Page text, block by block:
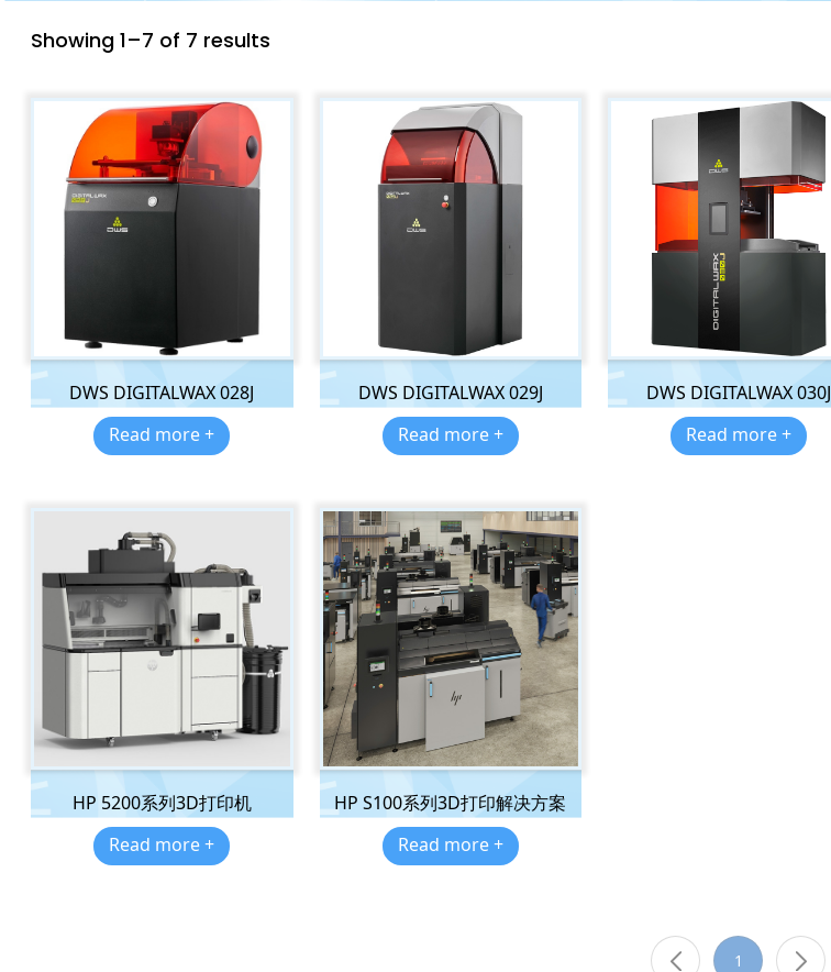
Showing 1–7 of 7 results
DWS DIGITALWAX 028J
Read more +
DWS DIGITALWAX 029J
Read more +
DWS DIGITALWAX 030J
Read more +
HP 5200系列3D打印机
Read more +
HP S100系列3D打印解决方案
Read more +
1